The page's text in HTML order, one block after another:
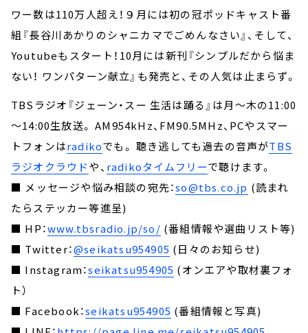
ワー数は110万人超え！９月には初の冠ポッドキャスト番
組『長谷川あかりのシャニカマでごめんなさい』、そして、
Youtubeもスタート！10月には新刊『シンプルだから悩ま
ない！ ワンパターン献立』も発売と、その人気は止まらず。
TBSラジオ『ジェーン・スー 生活は踊る』は月～木の11:00
～14:00生放送。 AM954kHz、FM90.5MHz、PCやスマー
トフォンはradikoでも。 聴き逃しても過去の音声がTBS
ラジオクラウドや、 radikoタイムフリーで聴けます。
■ メッセージや悩み相談の宛先：so@tbs.co.jp (読まれ
たらステッカー等進呈)
■ HP：www.tbsradio.jp/so/ (番組情報や選曲リスト等)
■ Twitter：@seikatsu954905 (日々のお知らせ)
■ Instagram：seikatsu954905 (オンエアや取材裏フォ
ト）
■ Facebook：seikatsu954905 (番組情報と写真)